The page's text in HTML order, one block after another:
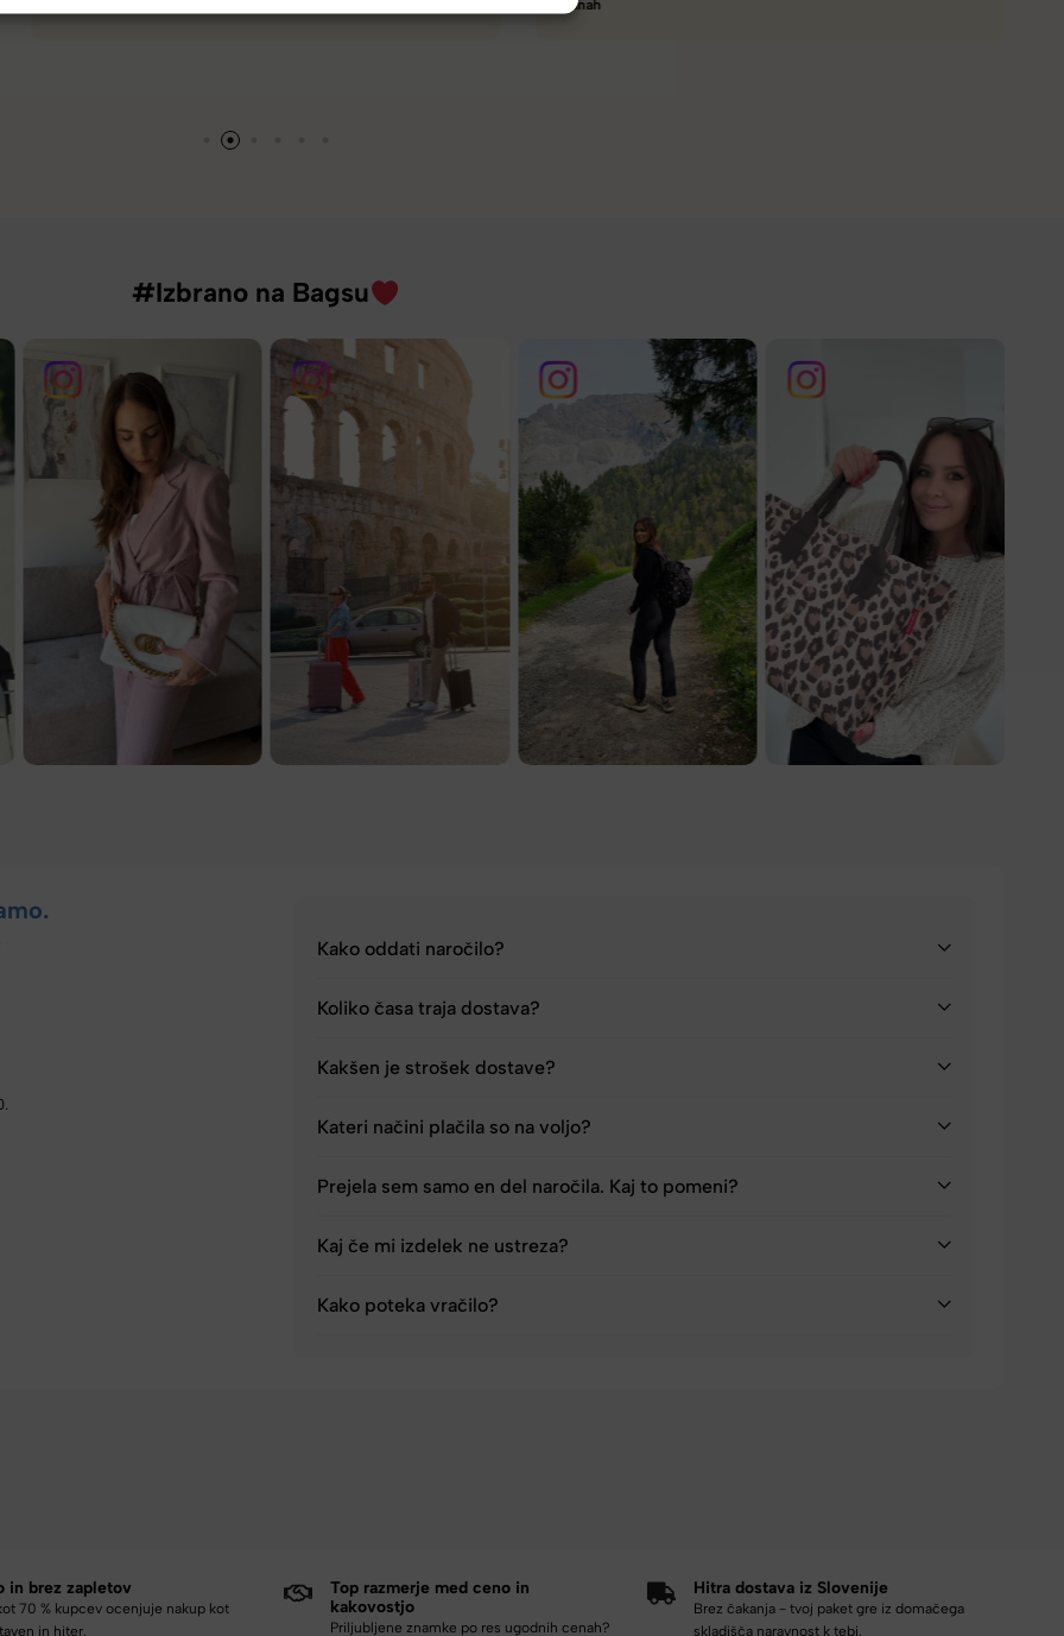
#Izbrano na Bagsu
Kako oddati naročilo?
Koliko časa traja dostava?
Kakšen je strošek dostave?
Kateri načini plačila so na voljo?
Prejela sem samo en del naročila. Kaj to pomeni?
Kaj če mi izdelek ne ustreza?
Kako poteka vračilo?
in brez zapletov
70 % kupcev ocenjuje nakup kot
in hiter.
Top razmerje med ceno in
kakovostjo
Priljubljene znamke po res ugodnih cenah?
Hitra dostava iz Slovenije
Brez čakanja - tvoj paket gre iz domačega
skladišča naravnost k tebi.